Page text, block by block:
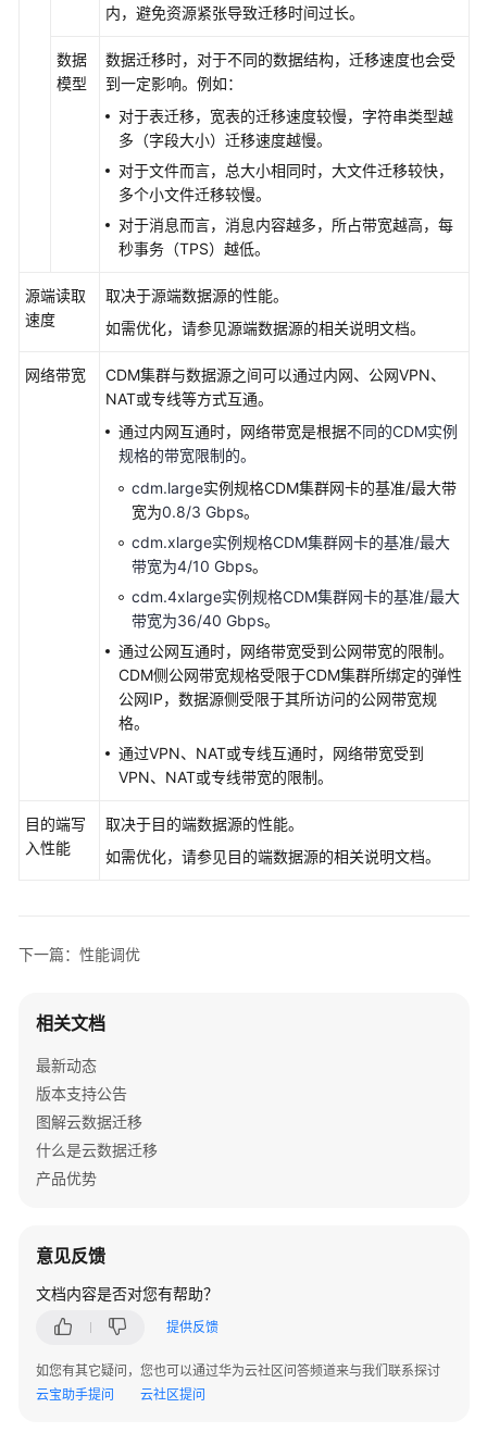
常
问
责
任
云
等
协
议
（SLA）
白
资
源
区
域
内，避免资源紧张导致迁移时间过长。
数据
模型
数据迁移时，对于不同的数据结构，迁移速度也会受
到一定影响。例如：
对于表迁移，宽表的迁移速度较慢，字符串类型越
多（字段大小）迁移速度越慢。
对于文件而言，总大小相同时，大文件迁移较快，
多个小文件迁移较慢。
对于消息而言，消息内容越多，所占带宽越高，每
秒事务（TPS）越低。
源端读取
速度
取决于源端数据源的性能。
如需优化，请参见源端数据源的相关说明文档。
网络带宽
CDM集群与数据源之间可以通过内网、公网VPN、
NAT或专线等方式互通。
通过内网互通时，网络带宽是根据不同的CDM实例
规格的带宽限制的。
cdm.large实例规格CDM集群网卡的基准/最大带
宽为0.8/3 Gbps。
cdm.xlarge实例规格CDM集群网卡的基准/最大
带宽为4/10 Gbps。
cdm.4xlarge实例规格CDM集群网卡的基准/最大
带宽为36/40 Gbps。
通过公网互通时，网络带宽受到公网带宽的限制。
CDM侧公网带宽规格受限于CDM集群所绑定的弹性
公网IP，数据源侧受限于其所访问的公网带宽规
格。
通过VPN、NAT或专线互通时，网络带宽受到
VPN、NAT或专线带宽的限制。
目的端写
入性能
取决于目的端数据源的性能。
如需优化，请参见目的端数据源的相关说明文档。
下一篇：性能调优
相关文档
最新动态
版本支持公告
图解云数据迁移
什么是云数据迁移
产品优势
意见反馈
文档内容是否对您有帮助？
提供反馈
如您有其它疑问，您也可以通过华为云社区问答频道来与我们联系探讨
云宝助手提问
云社区提问